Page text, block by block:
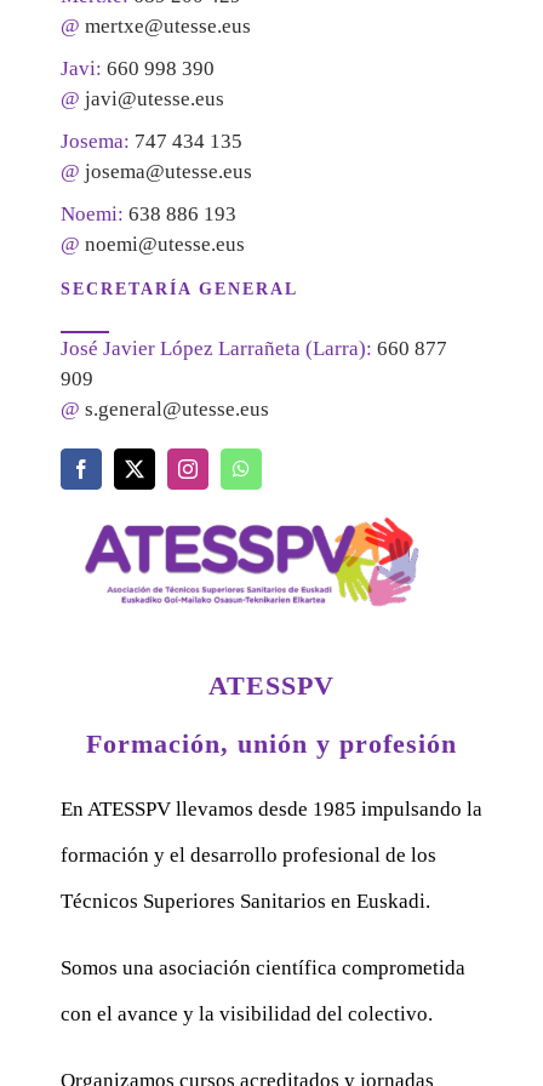
@ mertxe@utesse.eus
Javi: 660 998 390
@ javi@utesse.eus
Josema: 747 434 135
@ josema@utesse.eus
Noemi: 638 886 193
@ noemi@utesse.eus
SECRETARÍA GENERAL
José Javier López Larrañeta (Larra): 660 877
909
@ s.general@utesse.eus
ATESSPV
Formación, unión y profesión
En ATESSPV llevamos desde 1985 impulsando la
formación y el desarrollo profesional de los
Técnicos Superiores Sanitarios en Euskadi.
Somos una asociación científica comprometida
con el avance y la visibilidad del colectivo.
Organizamos cursos acreditados y jornadas